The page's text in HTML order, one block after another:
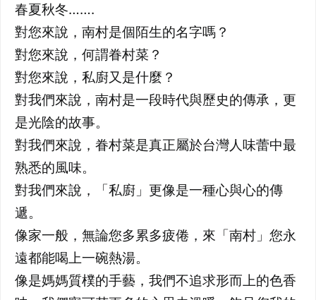
春夏秋冬…….
對您來說，南村是個陌生的名字嗎？
對您來說，何謂眷村菜？
對您來說，私廚又是什麼？
對我們來說，南村是一段時代與歷史的傳承，更
是光陰的故事。
對我們來說，眷村菜是真正屬於台灣人味蕾中最
熟悉的風味。
對我們來說，「私廚」更像是一種心與心的傳
遞。
像家一般，無論您多累多疲倦，來「南村」您永
遠都能喝上一碗熱湯。
像是媽媽質樸的手藝，我們不追求形而上的色香